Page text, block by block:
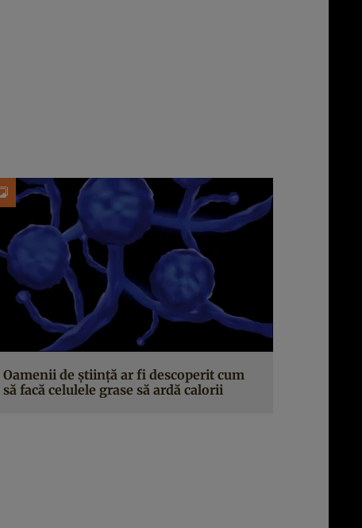
Oamenii de știință ar fi descoperit cum
să facă celulele grase să ardă calorii